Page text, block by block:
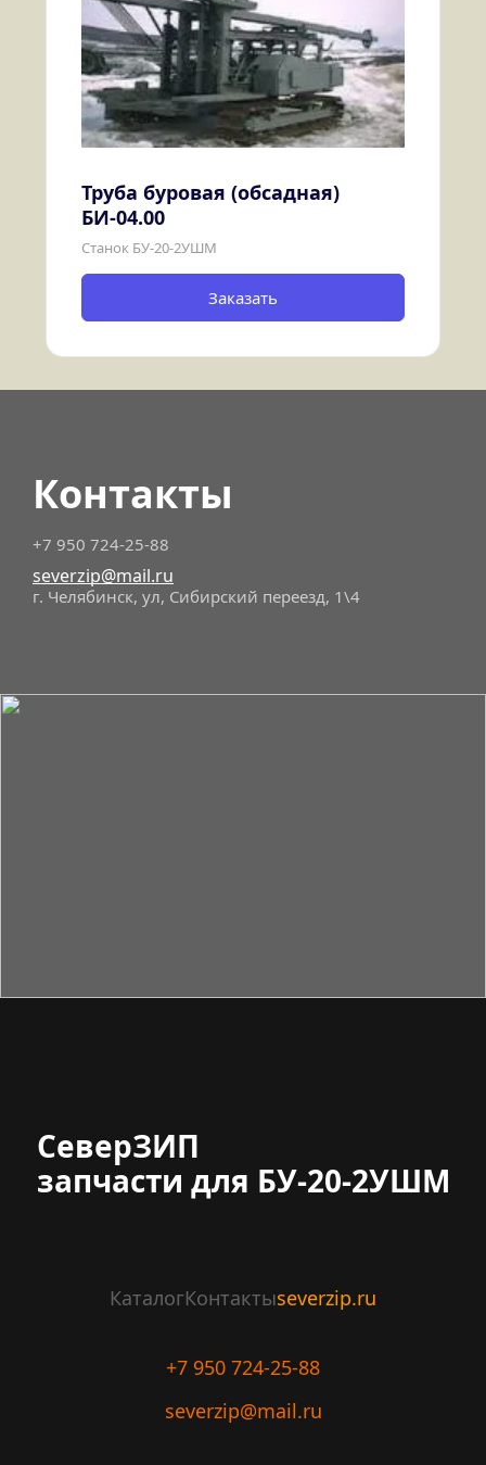
Труба буровая (обсадная)
БИ-04.00
Станок БУ-20-2УШМ
Заказать
Контакты
+7 950 724-25-88
severzip@mail.ru
г. Челябинск, ул, Сибирский переезд, 1\4
СеверЗИП
запчасти для БУ-20-2УШМ
КаталогКонтактыseverzip.ru
+7 950 724-25-88
severzip@mail.ru